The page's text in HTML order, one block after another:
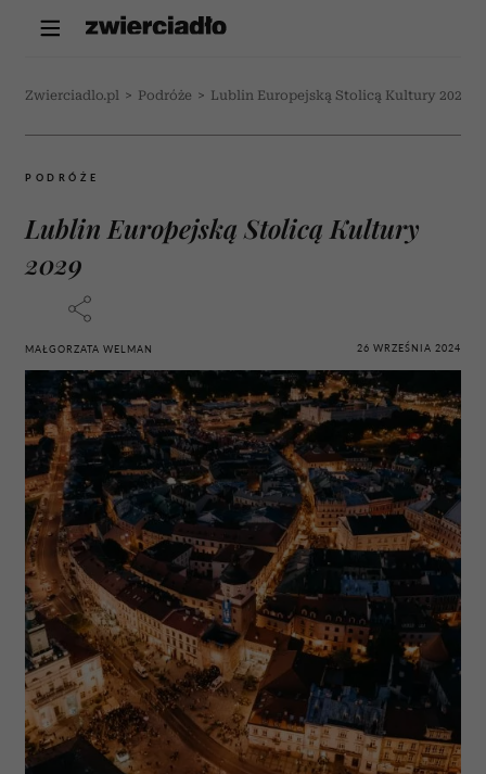
Zwierciadlo.pl > Podróże > Lublin Europejską Stolicą Kultury 2029
PODRÓŻE
Lublin Europejską Stolicą Kultury
2029
MAŁGORZATA WELMAN 26 WRZEŚNIA 2024